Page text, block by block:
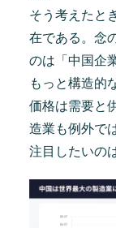
そう考えたと
在である。念
のは「中国企
もっと構造的
価格は需要と
造業も例外で
注目したいの